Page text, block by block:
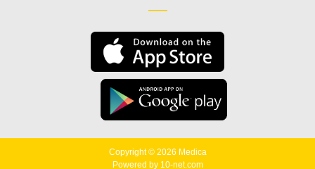
Copyright © 2026 Medica
Powered by 10-net.com